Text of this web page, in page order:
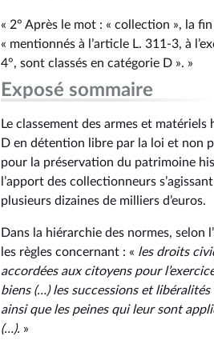
« 2° Après le mot : « collection », la
« mentionnés à l’article L. 311‑3, à
4°, sont classés en catégorie D ». »
Exposé sommaire
Le classement des armes et
D en détention libre par la loi et non
pour la préservation du patrimoine
l’apport des collectionneurs
plusieurs dizaines de milliers d’euros.
Dans la hiérarchie des normes,
les règles concernant : « les droits
accordées aux citoyens pour
biens (…) les successions et
ainsi que les peines qui leur sont
(…). »